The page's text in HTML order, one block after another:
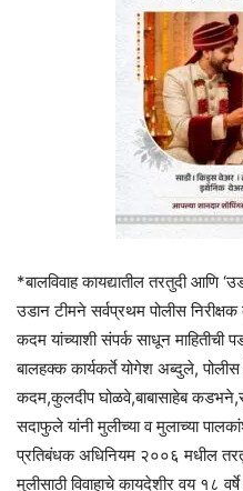
*बालविवाह कायद्यातील तरतुदी आणि
उडान टीमने सर्वप्रथम पोलीस
कदम यांच्याशी संपर्क साधून माहितीची
बालहक्क कार्यकर्ते योगेश अब्दुले,
कदम,कुलदीप घोळवे,बाबासाहेब
सदाफुले यांनी मुलीच्या व मुलाच्या
प्रतिबंधक अधिनियम २००६ मधील
मुलीसाठी विवाहाचे कायदेशीर वय १८